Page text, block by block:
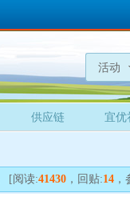
活动
供应链 宜优
[阅读:41430 ，回贴:14